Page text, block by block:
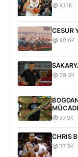
41.1K
CESUR
40.6K
39.3K
37.9K
CHRIS
37.3K